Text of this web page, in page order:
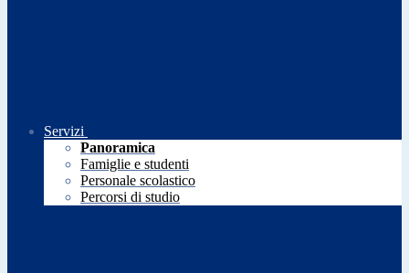
Servizi
Panoramica
Famiglie e studenti
Personale scolastico
Percorsi di studio